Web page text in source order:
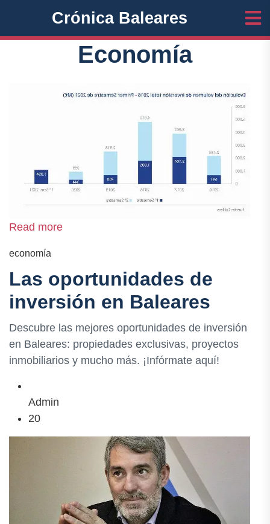
Crónica Baleares
Economía
Read more
economía
Las oportunidades de
inversión en Baleares
Descubre las mejores oportunidades de inversión
en Baleares: propiedades exclusivas, proyectos
inmobiliarios y mucho más. ¡Infórmate aquí!
Admin
20